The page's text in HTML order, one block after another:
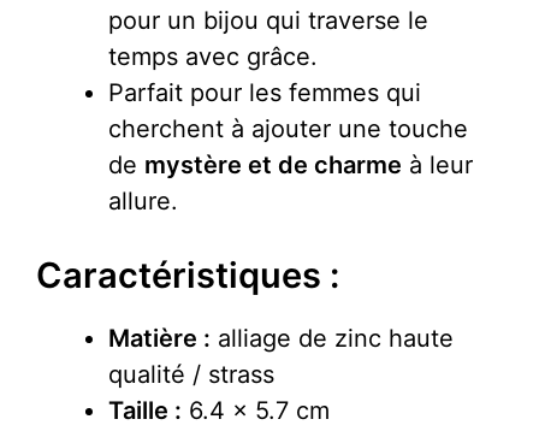
pour un bijou qui traverse le
temps avec grâce.
Parfait pour les femmes qui
cherchent à ajouter une touche
de mystère et de charme à leur
allure.
Caractéristiques :
Matière : alliage de zinc haute
qualité / strass
Taille : 6.4 x 5.7 cm